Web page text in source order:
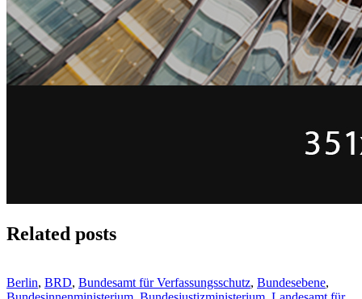
Related posts
Berlin, BRD, Bundesamt für Verfassungsschutz, Bundesebene,